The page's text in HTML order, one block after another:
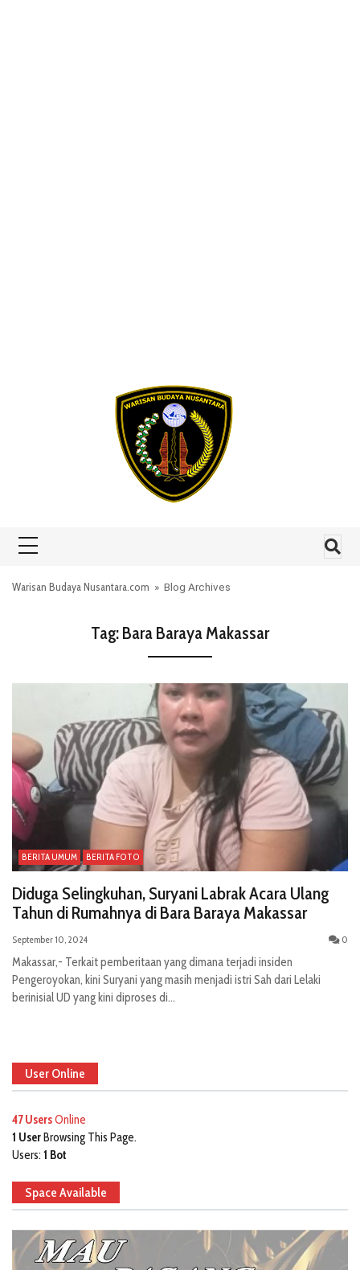
Warisan Budaya Nusantara.com » Blog Archives
Tag:Bara Baraya Makassar
BERITA UMUM BERITA FOTO
Diduga Selingkuhan, Suryani Labrak Acara Ulang
Tahun di Rumahnya di Bara Baraya Makassar
September 10, 2024 0
Makassar,- Terkait pemberitaan yang dimana terjadi insiden
Pengeroyokan, kini Suryani yang masih menjadi istri Sah dari Lelaki
berinisial UD yang kini diproses di...
User Online
47 UsersOnline
1 UserBrowsing This Page.
Users: 1 Bot
Space Available